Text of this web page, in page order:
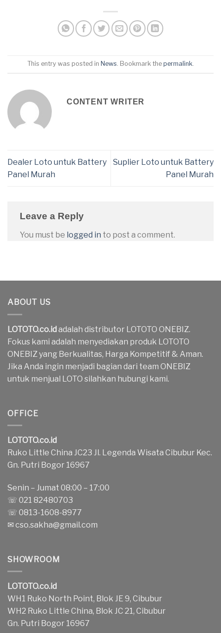
This entry was posted in News. Bookmark the permalink.
CONTENT WRITER
Dealer Loto untuk Battery
Panel Murah
Suplier Loto untuk Battery
Panel Murah
Leave a Reply
You must be logged in to post a comment.
ABOUT US
LOTOTO.co.idadalah distributor LOTOTO ONEBIZ.
Fokus kami adalah menyediakan produk LOTOTO
ONEBIZ yang Berkualitas, Harga Kompetitif & Aman.
Jika Anda ingin menjadi bagian dari team ONEBIZ
untuk menjual LOTO silahkan hubungi kami.
OFFICE
LOTOTO.co.id
Ruko Little China JC23 Jl. Legenda Wisata Cibubur Kec.
Gn. Putri Bogor 16967
Senin – Jumat 08:00 – 17:00
☏ 021 82480703
☏ 0813-1608-8977
✉cso.sakha@gmail.com
SHOWROOM
LOTOTO.co.id
WH1 Ruko North Point, Blok JE 9, Cibubur
WH2 Ruko Little China, Blok JC 21, Cibubur
Gn. Putri Bogor 16967